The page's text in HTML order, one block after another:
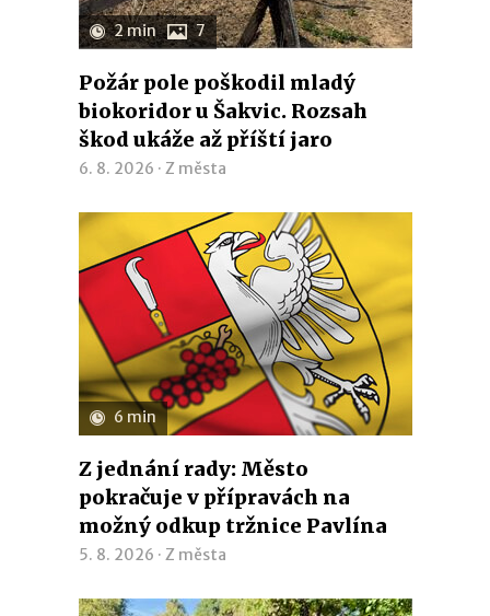
2 min 7
Požár pole poškodil mladý
biokoridor u Šakvic. Rozsah
škod ukáže až příští jaro
6. 8. 2026 · Z města
6 min
Z jednání rady: Město
pokračuje v přípravách na
možný odkup tržnice Pavlína
5. 8. 2026 · Z města